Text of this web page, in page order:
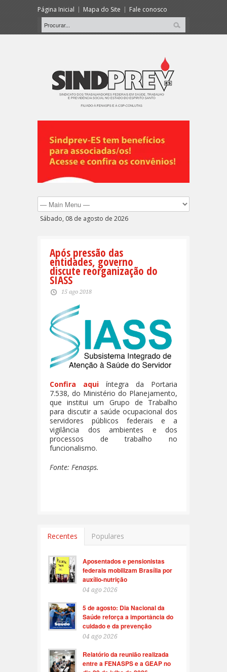
Página Inicial Mapa do Site Fale conosco
Sábado, 08 de agosto de 2026
Após pressão das
entidades, governo
discute reorganização do
SIASS
15 ago 2018
Confira aqui íntegra da Portaria
7.538, do Ministério do Planejamento,
que institui um Grupo de Trabalho
para discutir a saúde ocupacional dos
servidores públicos federais e a
vigilância dos ambientes e dos
processos de trabalho no
funcionalismo.
Fonte: Fenasps.
Recentes Populares
Aposentados e pensionistas
federais mobilizam Brasília por
auxílio-nutrição
04 ago 2026
5 de agosto: Dia Nacional da
Saúde reforça a importância do
cuidado e da prevenção
04 ago 2026
Relatório da reunião realizada
entre a FENASPS e a GEAP no